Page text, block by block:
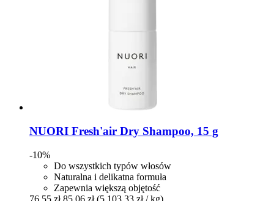
NUORI Fresh'air Dry Shampoo, 15 g
-10%
Do wszystkich typów włosów
Naturalna i delikatna formuła
Zapewnia większą objętość
76,55 zł 85,06 zł (5 103,33 zł / kg)